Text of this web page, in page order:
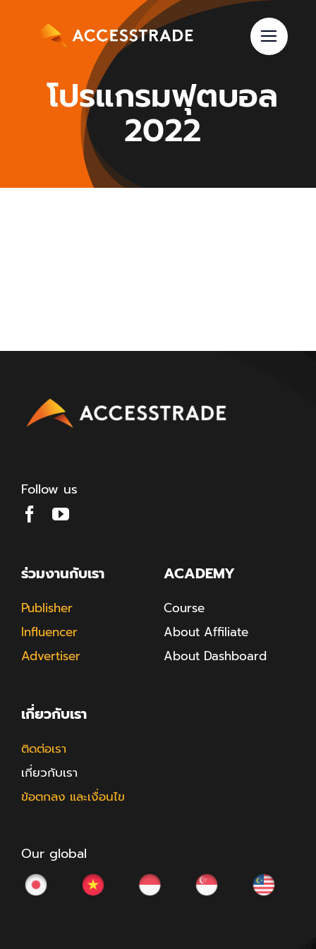
โปรแกรมฟุตบอล
2022
Follow us
ร่วมงานกับเรา
Publisher
Influencer
Advertiser
ACADEMY
Course
About Affiliate
About Dashboard
เกี่ยวกับเรา
ติดต่อเรา
เกี่ยวกับเรา
ข้อตกลง และเงื่อนไข
Our global